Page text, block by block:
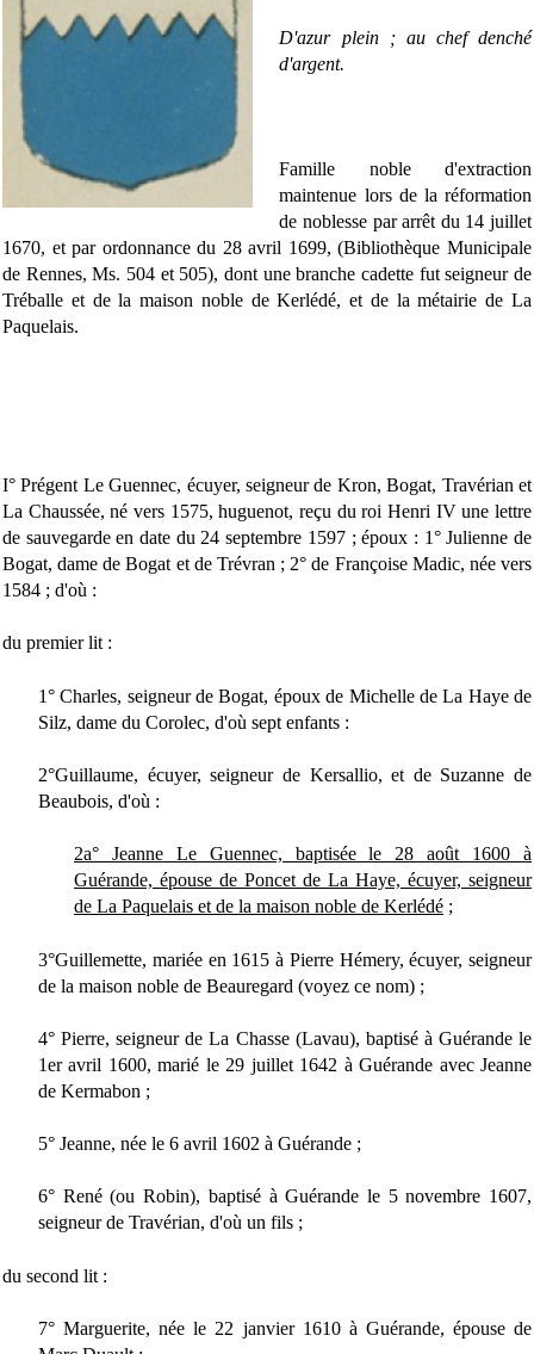
D'azur plein ; au chef denché
d'argent.
Famille noble d'extraction
maintenue lors de la réformation
de noblesse par arrêt du 14 juillet
1670, et par ordonnance du 28 avril 1699, (Bibliothèque Municipale
de Rennes, Ms. 504 et 505), dont une branche cadette fut seigneur de
Tréballe et de la maison noble de Kerlédé, et de la métairie de La
Paquelais.
I° Prégent Le Guennec, écuyer, seigneur de Kron, Bogat, Travérian et
La Chaussée, né vers 1575, huguenot, reçu du roi Henri IV une lettre
de sauvegarde en date du 24 septembre 1597 ; époux : 1° Julienne de
Bogat, dame de Bogat et de Trévran ; 2° de Françoise Madic, née vers
1584 ; d'où :
du premier lit :
1° Charles, seigneur de Bogat, époux de Michelle de La Haye de
Silz, dame du Corolec, d'où sept enfants :
2°Guillaume, écuyer, seigneur de Kersallio, et de Suzanne de
Beaubois, d'où :
2a° Jeanne Le Guennec, baptisée le 28 août 1600 à
Guérande, épouse de Poncet de La Haye, écuyer, seigneur
de La Paquelais et de la maison noble de Kerlédé ;
3°Guillemette, mariée en 1615 à Pierre Hémery, écuyer, seigneur
de la maison noble de Beauregard (voyez ce nom) ;
4° Pierre, seigneur de La Chasse (Lavau), baptisé à Guérande le
1er avril 1600, marié le 29 juillet 1642 à Guérande avec Jeanne
de Kermabon ;
5° Jeanne, née le 6 avril 1602 à Guérande ;
6° René (ou Robin), baptisé à Guérande le 5 novembre 1607,
seigneur de Travérian, d'où un fils ;
du second lit :
7° Marguerite, née le 22 janvier 1610 à Guérande, épouse de